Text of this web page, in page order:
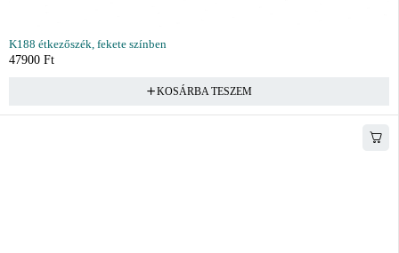
K188 étkezőszék, fekete színben
47900 Ft
KOSÁRBA TESZEM